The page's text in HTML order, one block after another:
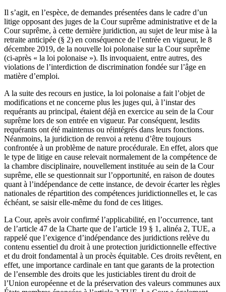
Il s’agit, en l’espèce, de demandes présentées dans le cadre d’un
litige opposant des juges de la Cour suprême administrative et de la
Cour suprême, à cette dernière juridiction, au sujet de leur mise à la
retraite anticipée (§ 2) en conséquence de l’entrée en vigueur, le 8
décembre 2019, de la nouvelle loi polonaise sur la Cour suprême
(ci-après « la loi polonaise »). Ils invoquaient, entre autres, des
violations de l’interdiction de discrimination fondée sur l’âge en
matière d’emploi.
A la suite des recours en justice, la loi polonaise a fait l’objet de
modifications et ne concerne plus les juges qui, à l’instar des
requérants au principal, étaient déjà en exercice au sein de la Cour
suprême lors de son entrée en vigueur. Par conséquent, lesdits
requérants ont été maintenus ou réintégrés dans leurs fonctions.
Néanmoins, la juridiction de renvoi a retenu d’être toujours
confrontée à un problème de nature procédurale. En effet, alors que
le type de litige en cause relevait normalement de la compétence de
la chambre disciplinaire, nouvellement instituée au sein de la Cour
suprême, elle se questionnait sur l’opportunité, en raison de doutes
quant à l’indépendance de cette instance, de devoir écarter les règles
nationales de répartition des compétences juridictionnelles et, le cas
échéant, se saisir elle-même du fond de ces litiges.
La Cour, après avoir confirmé l’applicabilité, en l’occurrence, tant
de l’article 47 de la Charte que de l’article 19 § 1, alinéa 2, TUE, a
rappelé que l’exigence d’indépendance des juridictions relève du
contenu essentiel du droit à une protection juridictionnelle effective
et du droit fondamental à un procès équitable. Ces droits revêtent, en
effet, une importance cardinale en tant que garants de la protection
de l’ensemble des droits que les justiciables tirent du droit de
l’Union européenne et de la préservation des valeurs communes aux